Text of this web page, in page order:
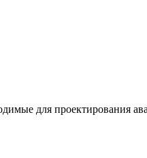
для проектирования